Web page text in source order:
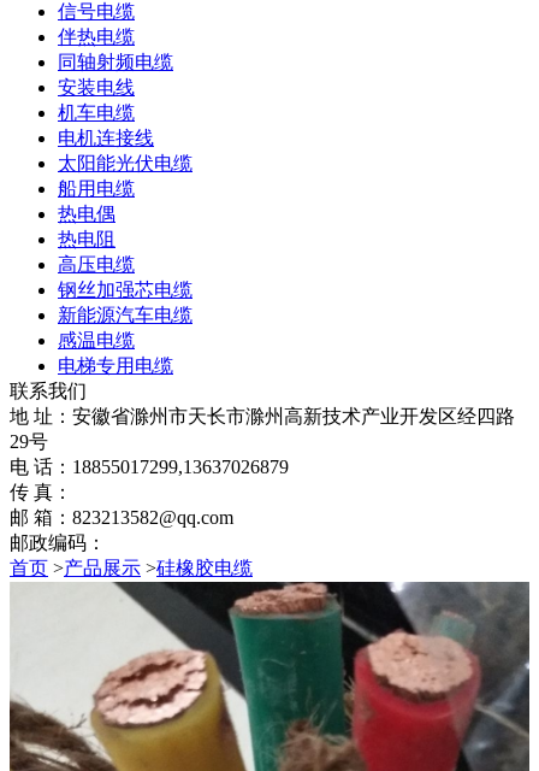
信号电缆
伴热电缆
同轴射频电缆
安装电线
机车电缆
电机连接线
太阳能光伏电缆
船用电缆
热电偶
热电阻
高压电缆
钢丝加强芯电缆
新能源汽车电缆
感温电缆
电梯专用电缆
联系我们
地 址：安徽省滁州市天长市滁州高新技术产业开发区经四路
29号
电 话：18855017299,13637026879
传 真：
邮 箱：823213582@qq.com
邮政编码：
首页 >产品展示 >硅橡胶电缆